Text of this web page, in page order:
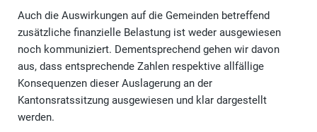
Auch die Auswirkungen auf die Gemeinden betreffend
zusätzliche finanzielle Belastung ist weder ausgewiesen
noch kommuniziert. Dementsprechend gehen wir davon
aus, dass entsprechende Zahlen respektive allfällige
Konsequenzen dieser Auslagerung an der
Kantonsratssitzung ausgewiesen und klar dargestellt
werden.